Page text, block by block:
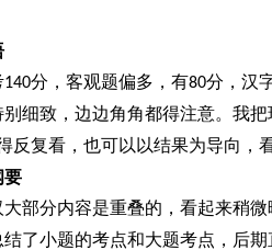
140分，客观题偏多，有80分，汉
细致，边边角角都得注意。我把
反复看，也可以以结果为导向，
要
部分内容是重叠的，看起来稍微
了小题的考点和大题考点，后期